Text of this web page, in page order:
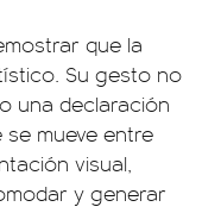
que la
Su gesto no
una declaración
mueve entre
visual,
y generar